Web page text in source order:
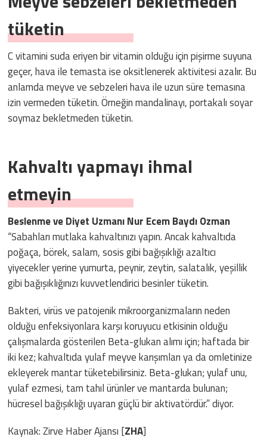
tüketin
C vitamini suda eriyen bir vitamin olduğu için pişirme suyuna
geçer, hava ile temasta ise oksitlenerek aktivitesi azalır. Bu
anlamda meyve ve sebzeleri hava ile uzun süre temasına
izin vermeden tüketin. Örneğin mandalinayı, portakalı soyar
soymaz bekletmeden tüketin.
Kahvaltı yapmayı ihmal
etmeyin
Beslenme ve Diyet Uzmanı Nur Ecem Baydı Ozman
“Sabahları mutlaka kahvaltınızı yapın. Ancak kahvaltıda
poğaça, börek, salam, sosis gibi bağışıklığı azaltıcı
yiyecekler yerine yumurta, peynir, zeytin, salatalık, yeşillik
gibi bağışıklığınızı kuvvetlendirici besinler tüketin.
Bakteri, virüs ve patojenik mikroorganizmaların neden
olduğu enfeksiyonlara karşı koruyucu etkisinin olduğu
çalışmalarda gösterilen Beta-glukan alımı için; haftada bir
iki kez; kahvaltıda yulaf meyve karışımları ya da omletinize
ekleyerek mantar tüketebilirsiniz. Beta-glukan; yulaf unu,
yulaf ezmesi, tam tahıl ürünler ve mantarda bulunan;
hücresel bağışıklığı uyaran güçlü bir aktivatördür.” diyor.
Kaynak: Zirve Haber Ajansı [ZHA]